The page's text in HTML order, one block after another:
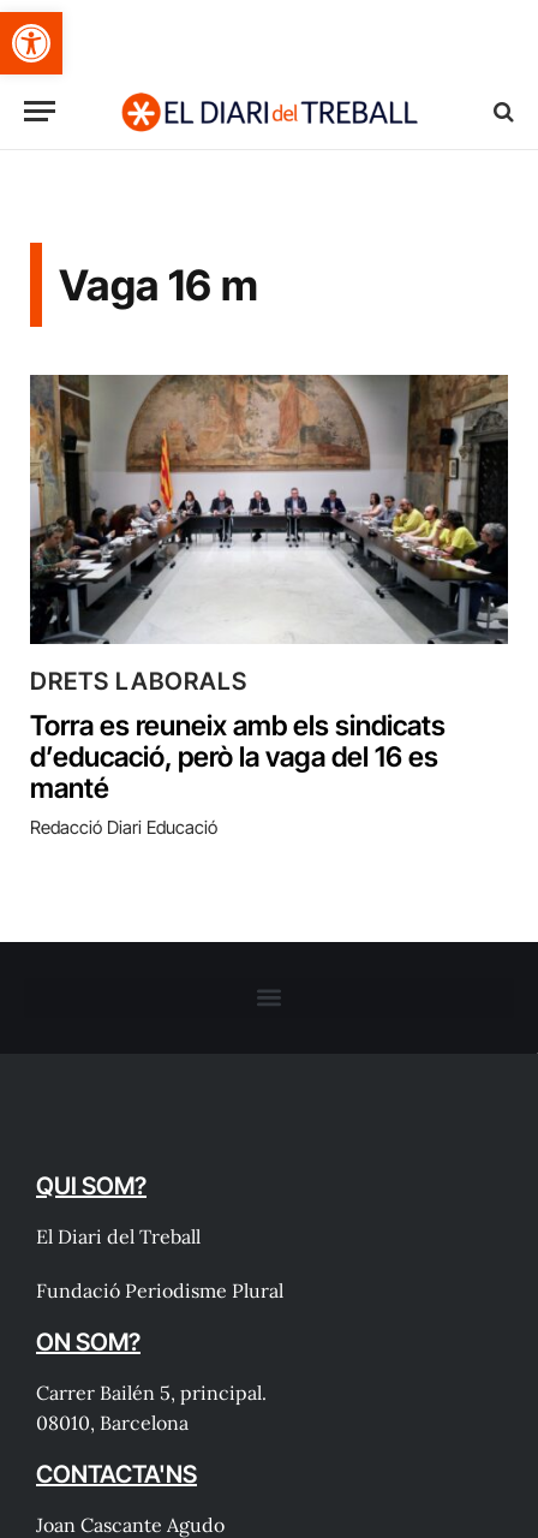
Obre la barra d'eines
Vaga 16 m
DRETS LABORALS
Torra es reuneix amb els sindicats
d’educació, però la vaga del 16 es
manté
Redacció Diari Educació
QUI SOM?
El Diari del Treball
Fundació Periodisme Plural
ON SOM?
Carrer Bailén 5, principal.
08010, Barcelona
CONTACTA'NS
Joan Cascante Agudo